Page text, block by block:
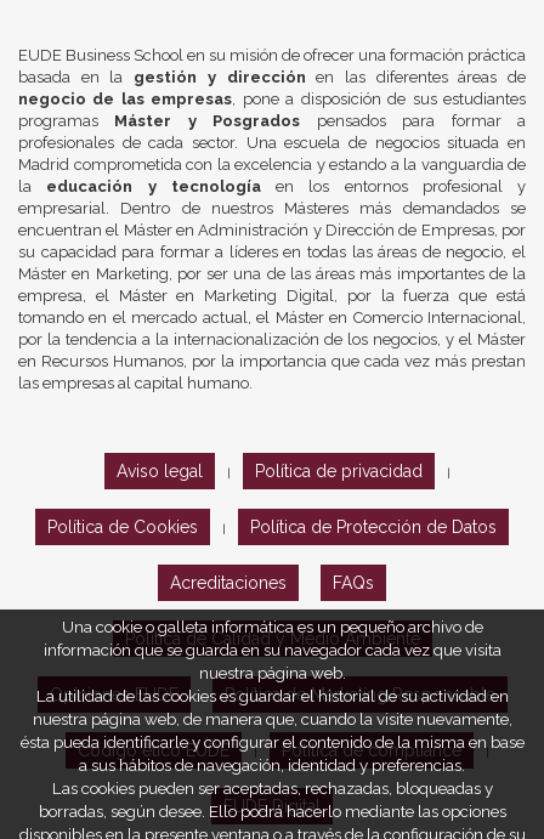
EUDE Business School en su misión de ofrecer una formación práctica
basada en la gestión y dirección en las diferentes áreas de
negocio de las empresas, pone a disposición de sus estudiantes
programas Máster y Posgrados pensados para formar a
profesionales de cada sector. Una escuela de negocios situada en
Madrid comprometida con la excelencia y estando a la vanguardia de
la educación y tecnologíaen los entornos profesional y
empresarial. Dentro de nuestros Másteres más demandados se
encuentran el Máster en Administración y Dirección de Empresas, por
su capacidad para formar a líderes en todas las áreas de negocio, el
Máster en Marketing, por ser una de las áreas más importantes de la
empresa, el Máster en Marketing Digital, por la fuerza que está
tomando en el mercado actual, el Máster en Comercio Internacional,
por la tendencia a la internacionalización de los negocios, y el Máster
en Recursos Humanos, por la importancia que cada vez más prestan
las empresas al capital humano.
Aviso legal Política de privacidad
Política de Cookies Política de Protección de Datos
Acreditaciones FAQs
Política de Calidad y Medio Ambiente
Opiniones EUDE Política de Marketing Responsable
Código ético EUDE Política de compliance
EUDE Digital
Una cookie o galleta informática es un pequeño archivo de
información que se guarda en su navegador cada vez que visita
nuestra página web.
La utilidad de las cookies es guardar el historial de su actividad en
nuestra página web, de manera que, cuando la visite nuevamente,
ésta pueda identificarle y configurar el contenido de la misma en base
a sus hábitos de navegación, identidad y preferencias.
Las cookies pueden ser aceptadas, rechazadas, bloqueadas y
borradas, según desee. Ello podrá hacerlo mediante las opciones
disponibles en la presente ventana o a través de la configuración de su